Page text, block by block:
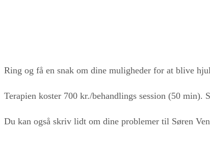
Ring og få en snak om dine muligheder for at blive
Terapien koster 700 kr./behandlings session (50 min).
Du kan også skriv lidt om dine problemer til Søren